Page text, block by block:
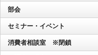
部会
セミナー・イベント
消費者相談室 ※閉鎖